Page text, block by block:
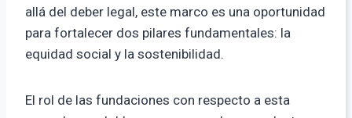
allá del deber legal, este marco es una oportunidad
para fortalecer dos pilares fundamentales: la
equidad social y la sostenibilidad.
El rol de las fundaciones con respecto a esta